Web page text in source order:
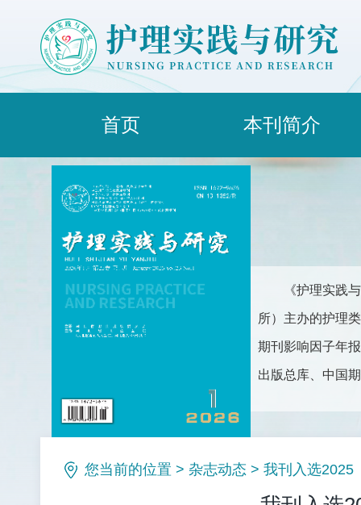
首页 本刊简介
《护理实践
所）主办的护理
期刊影响因子年
出版总库、中国
理等栏目。是护
您当前的位置 > 杂志动态 > 我刊入选2025